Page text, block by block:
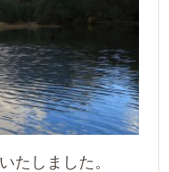
たしました。